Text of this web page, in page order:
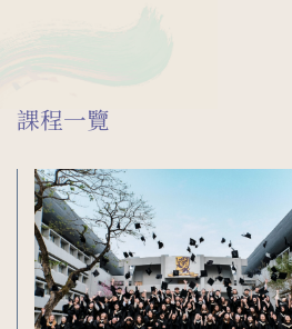
課程一覽
本科課程